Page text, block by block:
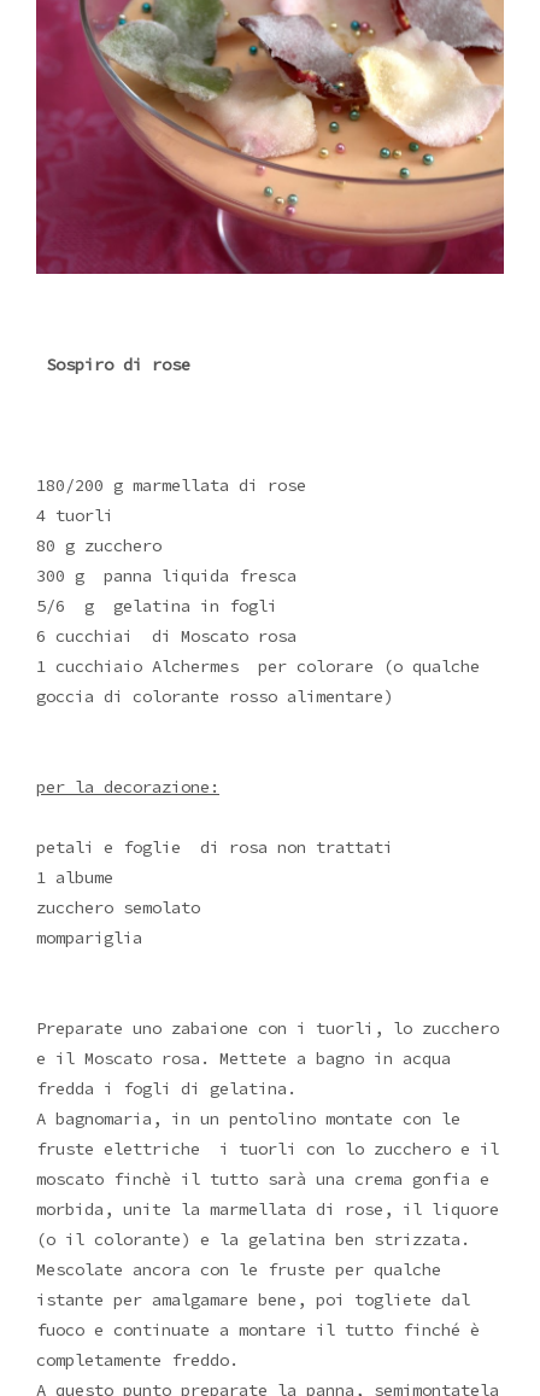
Sospiro di rose
180/200 g marmellata di rose
4 tuorli
80 g zucchero
300 g panna liquida fresca
5/6 g gelatina in fogli
6 cucchiai di Moscato rosa
1 cucchiaio Alchermes per colorare (o qualche
goccia di colorante rosso alimentare)
per la decorazione:
petali e foglie di rosa non trattati
1 albume
zucchero semolato
mompariglia
Preparate uno zabaione con i tuorli, lo zucchero
e il Moscato rosa. Mettete a bagno in acqua
fredda i fogli di gelatina.
A bagnomaria, in un pentolino montate con le
fruste elettriche i tuorli con lo zucchero e il
moscato finchè il tutto sarà una crema gonfia e
morbida, unite la marmellata di rose, il liquore
(o il colorante) e la gelatina ben strizzata.
Mescolate ancora con le fruste per qualche
istante per amalgamare bene, poi togliete dal
fuoco e continuate a montare il tutto finché è
completamente freddo.
A questo punto preparate la panna, semimontatela